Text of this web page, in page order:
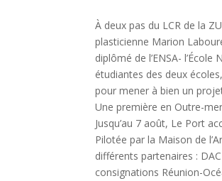
À deux pas du LCR de la
plasticienne Marion
diplômé de l’ENSA-
étudiantes des deux
pour mener à bien un
Une première en Outre-mer
Jusqu’au 7 août, Le Port
Pilotée par la Maison de
différents partenaires :
consignations Réunion-